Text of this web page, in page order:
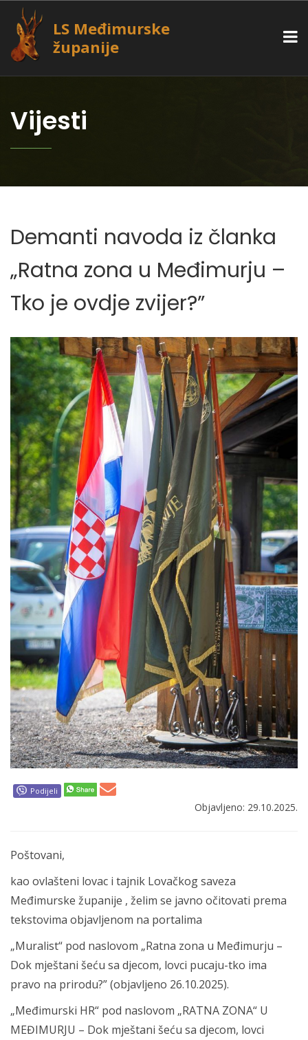
LS Međimurske
županije
Vijesti
Demanti navoda iz članka
„Ratna zona u Međimurju –
Tko je ovdje zvijer?”
Podijeli
Objavljeno: 29.10.2025.
Poštovani,
kao ovlašteni lovac i tajnik Lovačkog saveza
Međimurske županije , želim se javno očitovati prema
tekstovima objavljenom na portalima
„Muralist“ pod naslovom „Ratna zona u Međimurju –
Dok mještani šeću sa djecom, lovci pucaju-tko ima
pravo na prirodu?” (objavljeno 26.10.2025).
„Međimurski HR“ pod naslovom „RATNA ZONA“ U
MEĐIMURJU – Dok mještani šeću sa djecom, lovci